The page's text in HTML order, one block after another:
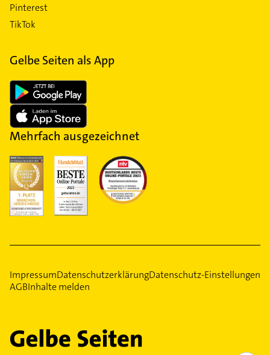
Pinterest
TikTok
Gelbe Seiten als App
Mehrfach ausgezeichnet
ImpressumDatenschutzerklärungDatenschutz-Einstellungen
AGBInhalte melden